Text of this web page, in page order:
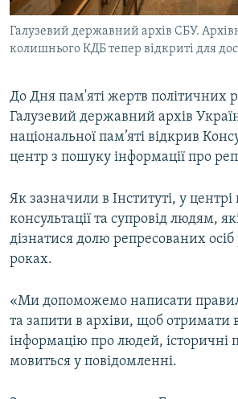
СВІДЧЕННЯ ОКУПАЦІЇ
УКРАЇНСЬКА ПРОБЛЕМА КРИМУ
Qırımtatar
Усі сайти RFE/RL
Галузевий державний архів СБУ.
колишнього КДБ тепер відкриті для
До Дня пам'яті жертв політичних
Галузевий державний архів
національної пам’яті відкрив
центр з пошуку інформації про
Як зазначили в Інституті, у
консультації та супровід людям,
дізнатися долю репресованих осіб
роках.
«Ми допоможемо написати
та запити в архіви, щоб отримати
інформацію про людей, історичні
мовиться у повідомленні.